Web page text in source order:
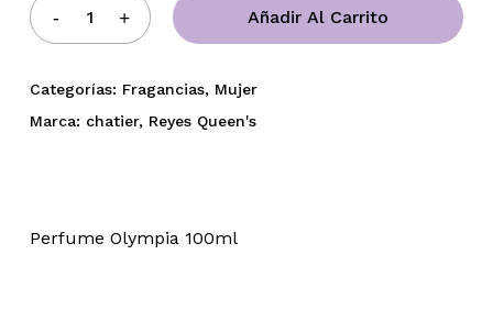
Añadir Al Carrito
Categorías: Fragancias, Mujer
Marca: chatier, Reyes Queen's
Perfume Olympia 100ml